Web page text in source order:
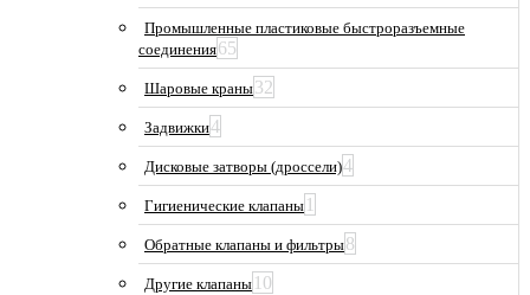
Промышленные пластиковые быстроразъемные
соединения65
Шаровые краны32
Задвижки4
Дисковые затворы (дроссели)4
Гигиенические клапаны 1
Обратные клапаны и фильтры8
Другие клапаны 10